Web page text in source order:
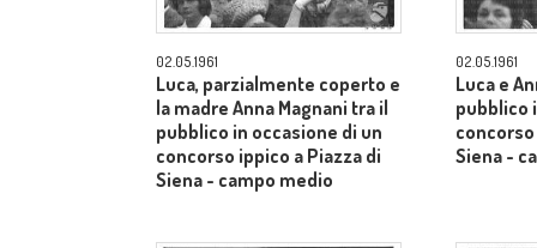
02.05.1961
Luca, parzialmente coperto e
la madre Anna Magnani tra il
pubblico in occasione di un
concorso ippico a Piazza di
Siena - campo medio
02.05.1961
Luca e
pubblico
Siena -